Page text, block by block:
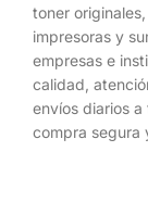
toner
impresoras y
empresas e
calidad,
envíos diarios
compra segura